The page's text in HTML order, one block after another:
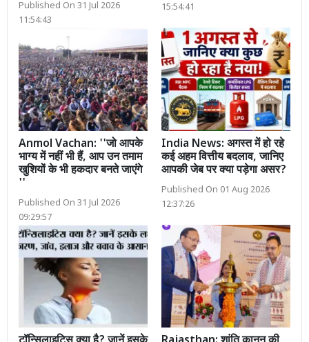
Published On 31 Jul 2026
11:54:43
15:54:41
Anmol Vachan: ''जो आपके
भाग्य में नहीं भी हैं, आप उन तमाम
खुशियों के भी हकदार बनते जाएंगे
''
Published On 31 Jul 2026
09:29:57
India News: अगस्त में हो रहे
कई अहम वित्तीय बदलाव, जानिए
आपकी जेब पर क्या पड़ेगा असर?
Published On 01 Aug 2026
12:37:26